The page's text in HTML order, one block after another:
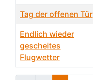
Beiträge
Tag der offenen Tür
Endlich wieder
gescheites
Flugwetter